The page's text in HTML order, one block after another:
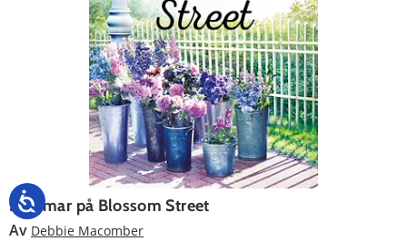
Sommar på Blossom Street
Av Debbie Macomber